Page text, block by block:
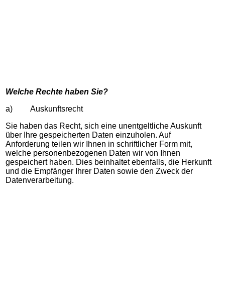
Welche Rechte haben Sie?
a) Auskunftsrecht
Sie haben das Recht, sich eine unentgeltliche Auskunft
über Ihre gespeicherten Daten einzuholen. Auf
Anforderung teilen wir Ihnen in schriftlicher Form mit,
welche personenbezogenen Daten wir von Ihnen
gespeichert haben. Dies beinhaltet ebenfalls, die Herkunft
und die Empfänger Ihrer Daten sowie den Zweck der
Datenverarbeitung.